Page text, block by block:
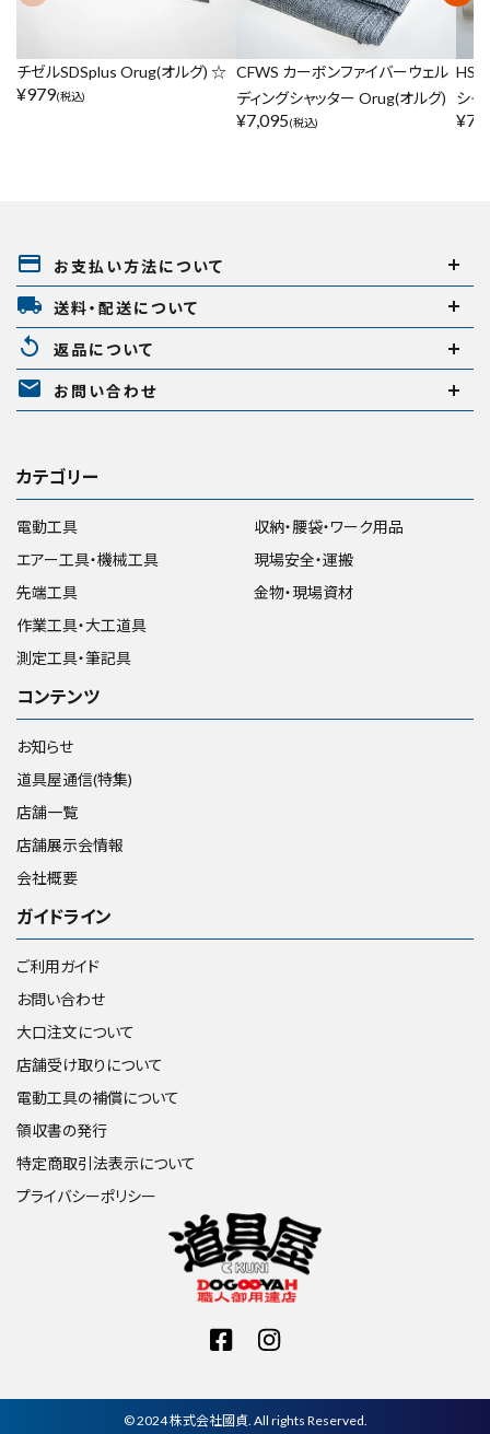
チゼルSDSplus Orug(オルグ) ☆
¥979(税込)
CFWS カーボンファイバーウェル
ディングシャッター Orug(オルグ)
¥7,095(税込)
シャ
¥
payment お支払い方法について
local_shipping 送料・配送について
replay 返品について
mail お問い合わせ
カテゴリー
電動工具
エアー工具・機械工具
先端工具
作業工具・大工道具
測定工具・筆記具
収納・腰袋・ワーク用品
現場安全・運搬
金物・現場資材
コンテンツ
お知らせ
道具屋通信(特集)
店舗一覧
店舗展示会情報
会社概要
ガイドライン
ご利用ガイド
お問い合わせ
大口注文について
店舗受け取りについて
電動工具の補償について
領収書の発行
特定商取引法表示について
プライバシーポリシー
© 2024 株式会社國貞. All rights Reserved.